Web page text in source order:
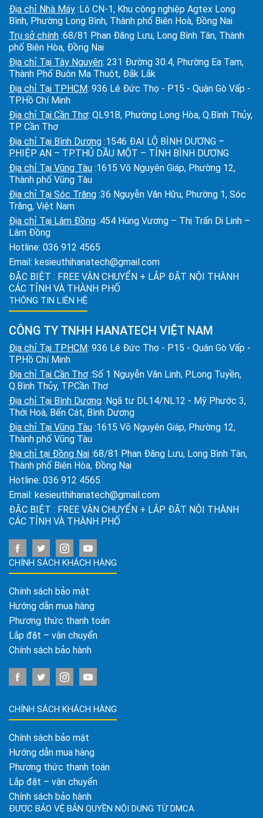
Địa chỉ Nhà Máy :Lô CN-1, Khu công nghiệp Agtex Long
Bình, Phường Long Bình, Thành phố Biên Hoà, Đồng Nai
Trụ sở chính :68/81 Phan Đăng Lưu, Long Bình Tân, Thành
phố Biên Hòa, Đồng Nai
Địa chỉ Tại Tây Nguyên: 231 Đường 30.4, Phường Ea Tam,
Thành Phố Buôn Ma Thuột, Đắk Lắk
Địa chỉ Tại TPHCM: 936 Lê Đức Thọ - P15 - Quận Gò Vấp -
TP.Hồ Chí Minh
Địa chỉ Tại Cần Thơ: QL91B, Phường Long Hòa, Q.Bình Thủy,
TP. Cần Thơ
Địa chỉ Tại Bình Dương :1546 ĐẠI LỘ BÌNH DƯƠNG –
P.HIỆP AN – TP.THỦ DẦU MỘT – TỈNH BÌNH DƯƠNG
Địa chỉ Tại Vũng Tàu :1615 Võ Nguyên Giáp, Phường 12,
Thành phố Vũng Tàu
Địa chỉ Tại Sóc Trăng :36 Nguyễn Văn Hữu, Phường 1, Sóc
Trăng, Việt Nam
Địa chỉ Tại Lâm Đồng :454 Hùng Vương – Thị Trấn Di Linh –
Lâm Đồng
Hotline: 036 912 4565
Email: kesieuthihanatech@gmail.com
ĐẶC BIỆT : FREE VẬN CHUYỂN + LẮP ĐẶT NỘI THÀNH
CÁC TỈNH VÀ THÀNH PHỐ
THÔNG TIN LIÊN HỆ
CÔNG TY TNHH HANATECH VIỆT NAM
Địa chỉ Tại TPHCM: 936 Lê Đức Thọ - P15 - Quận Gò Vấp -
TP.Hồ Chí Minh
Địa chỉ Tại Cần Thơ :Số 1 Nguyễn Văn Linh, P.Long Tuyền,
Q.Bình Thủy, TP.Cần Thơ
Địa chỉ Tại Bình Dương :Ngã tư DL14/NL12 - Mỹ Phước 3,
Thới Hoà, Bến Cát, Bình Dương
Địa chỉ Tại Vũng Tàu :1615 Võ Nguyên Giáp, Phường 12,
Thành phố Vũng Tàu
Địa chỉ tại Đồng Nai :68/81 Phan Đăng Lưu, Long Bình Tân,
Thành phố Biên Hòa, Đồng Nai
Hotline: 036 912 4565
Email: kesieuthihanatech@gmail.com
ĐẶC BIỆT : FREE VẬN CHUYỂN + LẮP ĐẶT NỘI THÀNH
CÁC TỈNH VÀ THÀNH PHỐ
CHÍNH SÁCH KHÁCH HÀNG
Chính sách bảo mật
Hướng dẫn mua hàng
Phương thức thanh toán
Lắp đặt – vận chuyển
Chính sách bảo hành
CHÍNH SÁCH KHÁCH HÀNG
Chính sách bảo mật
Hướng dẫn mua hàng
Phương thức thanh toán
Lắp đặt – vận chuyển
Chính sách bảo hành
ĐƯỢC BẢO VỆ BẢN QUYỀN NỘI DUNG TỪ DMCA